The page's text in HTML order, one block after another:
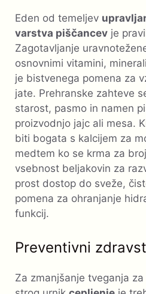
Eden od temeljev
varstva piščancev je
Zagotavljanje
osnovnimi vitamini,
je bistvenega pomena za
jate. Prehranske zahteve
starost, pasmo in namen
proizvodnjo jajc ali mesa.
biti bogata s kalcijem za
medtem ko se krma za
vsebnost beljakovin za
prost dostop do sveže,
pomena za ohranjanje
funkcij.
Preventivni
Za zmanjšanje tveganja